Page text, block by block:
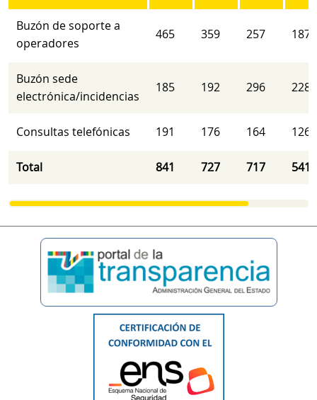
Buzón de soporte a
operadores
465 359 257 187
Buzón sede
electrónica/incidencias
185 192 296 228
Consultas telefónicas 191 176 164 126
Total 841 727 717 541